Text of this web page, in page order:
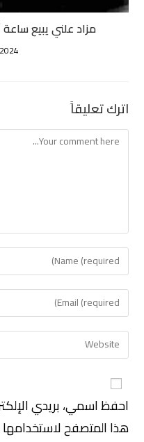
مزاد علني يبيع
اترك تعليقاً
احفظ اسمي، بريدي
هذا المتصفح لاستخدامها